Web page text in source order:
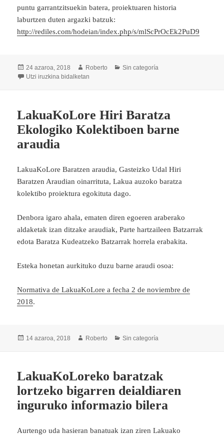
puntu garrantzitsuekin batera, proiektuaren historia
laburtzen duten argazki batzuk:
http://rediles.com/hodeian/index.php/s/mlScPrOcEk2PuD9
Argitaratze-
data
24 azaroa, 2018 Egilea
Roberto Kategoriak
Sin categoría
Utzi iruzkina LakuaKoLoreren aurkezpena, 2018ko azaroak 7
bidalketan
LakuaKoLore Hiri Baratza
Ekologiko Kolektiboen barne
araudia
LakuaKoLore Baratzen araudia, Gasteizko Udal Hiri
Baratzen Araudian oinarrituta, Lakua auzoko baratza
kolektibo proiektura egokituta dago.
Denbora igaro ahala, ematen diren egoeren araberako
aldaketak izan ditzake araudiak, Parte hartzaileen Batzarrak
edota Baratza Kudeatzeko Batzarrak horrela erabakita.
Esteka honetan aurkituko duzu barne araudi osoa:
Normativa de LakuaKoLore a fecha 2 de noviembre de
2018.
Argitaratze-
14 azaroa, 2018 Egilea
Roberto Kategoriak
Sin categoría
LakuaKoLoreko baratzak
lortzeko bigarren deialdiaren
inguruko informazio bilera
Aurtengo uda hasieran banatuak izan ziren Lakuako